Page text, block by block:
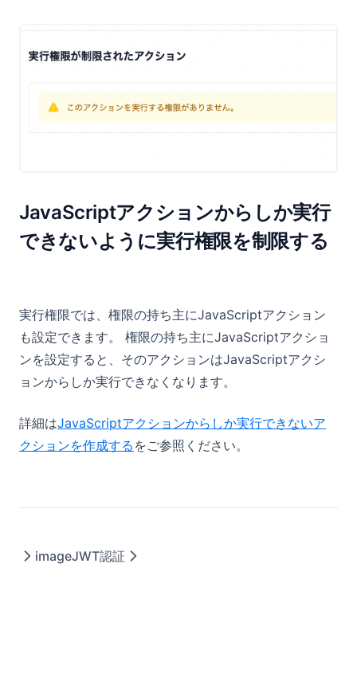
JavaScriptアクションからしか実行
できないように実行権限を制限する
実行権限では、権限の持ち主にJavaScriptアクション
も設定できます。 権限の持ち主にJavaScriptアクショ
ンを設定すると、そのアクションはJavaScriptアクシ
ョンからしか実行できなくなります。
詳細はJavaScriptアクションからしか実行できないア
クションを作成する をご参照ください。
imageJWT認証